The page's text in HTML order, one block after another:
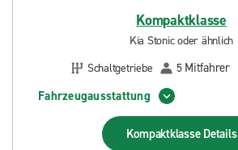
Kompaktklasse
Kia Stonic oder ähnlich
Schaltgetriebe
5 Mitfahrer
Fahrzeugausstattung
Kompaktklasse Details